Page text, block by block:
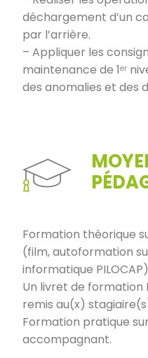
déchargement d’un
par l’arrière.
– Appliquer les
maintenance de 1ᵉʳ
des anomalies et des
Formation théorique
(film, autoformation
informatique
Un livret de formation
remis au(x)
Formation pratique
accompagnant.